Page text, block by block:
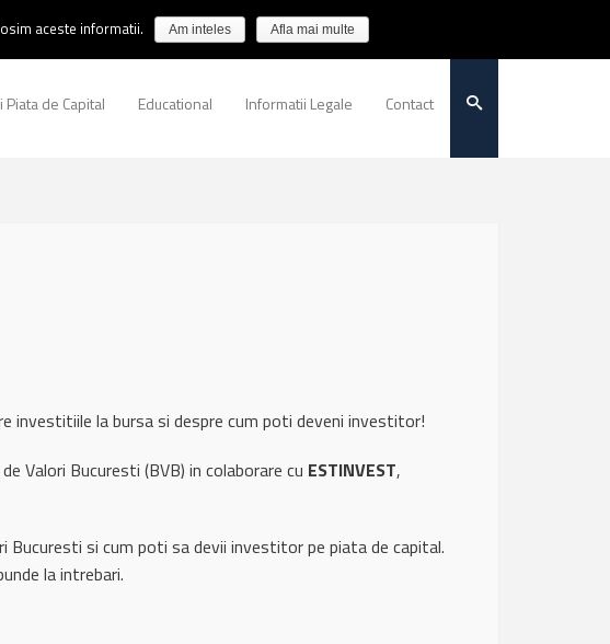
de Capital Educational Informatii Legale Contact
investitiile la bursa si despre cum poti deveni investitor!
Valori Bucuresti (BVB) in colaborare cu ESTINVEST,
Bucuresti si cum poti sa devii investitor pe piata de capital.
la intrebari.
aceste informatii. Am inteles Afla mai multe